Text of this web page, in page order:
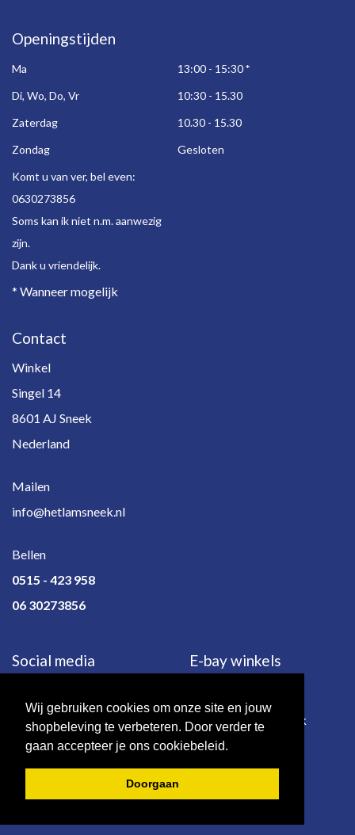
Wij gebruiken cookies om onze site en jouw
shopbeleving te verbeteren. Door verder te
gaan accepteer je ons cookiebeleid.
Doorgaan
Openingstijden
Ma 13:00 - 15:30*
Di, Wo, Do, Vr
10:30 - 15.30
Zaterdag
10.30 - 15.30
Zondag
Gesloten
Komt u van ver, bel even:
0630273856
Soms kan ik niet n.m. aanwezig
zijn.
Dank u vriendelijk.
* Wanneer mogelijk
Contact
Winkel
Singel 14
8601 AJ Sneek
Nederland
Mailen
info@hetlamsneek.nl
Bellen
0515 - 423 958
06 30273856
Social media E-bay winkels
e-bay.de e-bay.co.uk
© 2026 - Het Lam | Sneek.